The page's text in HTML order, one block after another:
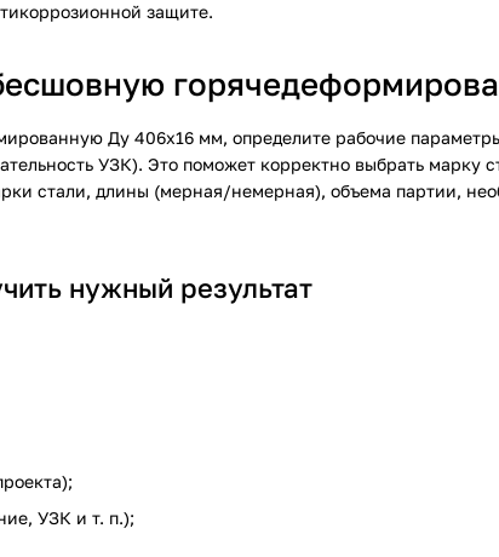
защите.
Ду 406х16 мм, определите рабочие
УЗК). Это поможет корректно выбрать
стали, длины (мерная/немерная), объема партии,
нужный результат
УЗК и т. п.);